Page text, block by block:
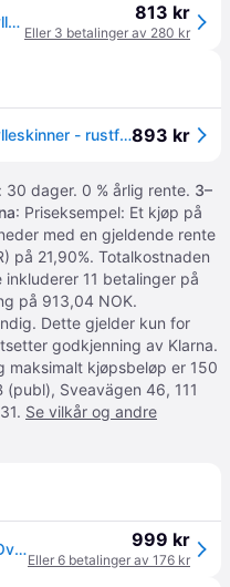
Siemens HZ638D00 - teleskophylleskinner - rustfritt stål 813 kr
Eller 3 betalinger av 280 kr
Siemens HZ638D00 - teleskophylleskinner - rustfritt stål893 kr
30 dager. 0 % årlig rente. 3–
: Priseksempel: Et kjøp på
med en gjeldende rente
på 21,90%. Totalkostnaden
inkluderer 11 betalinger på
på 913,04 NOK.
Dette gjelder kun for
godkjenning av Klarna.
maksimalt kjøpsbeløp er 150
(publ), Sveavägen 46, 111
Se vilkår og andre
Siemens HZ638D00 Tilbehør Til Ovner 999 kr
Eller 6 betalinger av 176 kr